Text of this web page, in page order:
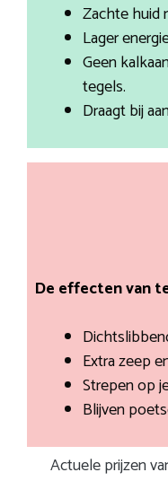
Zachte huid
Lager
Geen
tegels.
Draagt bij
De effecten van
Extra zeep
Strepen op
Blijven
Actuele prijzen